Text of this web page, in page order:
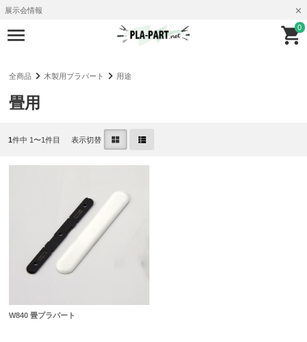
展示会情報
0
全商品 木製用プラパート 用途
畳用
1件中 1〜1件目 表示切替
W840 畳プラパート